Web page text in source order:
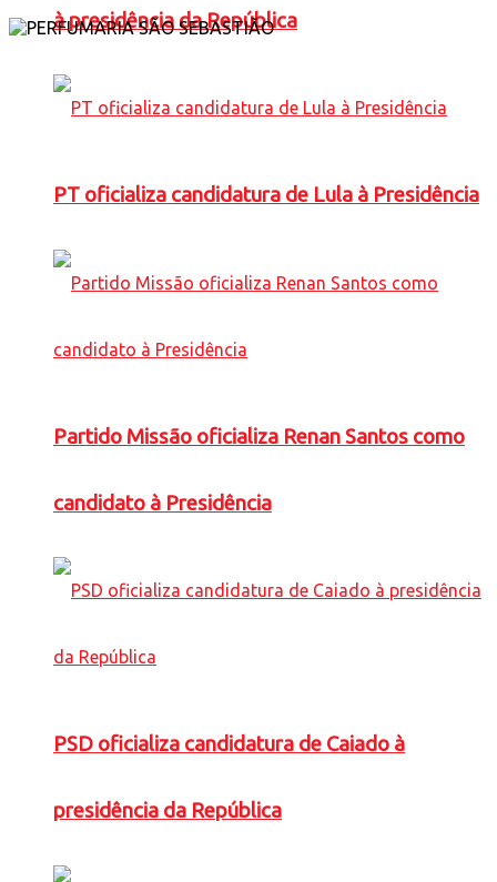
à presidência da República
PT oficializa candidatura de Lula à Presidência
Partido Missão oficializa Renan Santos como
candidato à Presidência
PSD oficializa candidatura de Caiado à
presidência da República